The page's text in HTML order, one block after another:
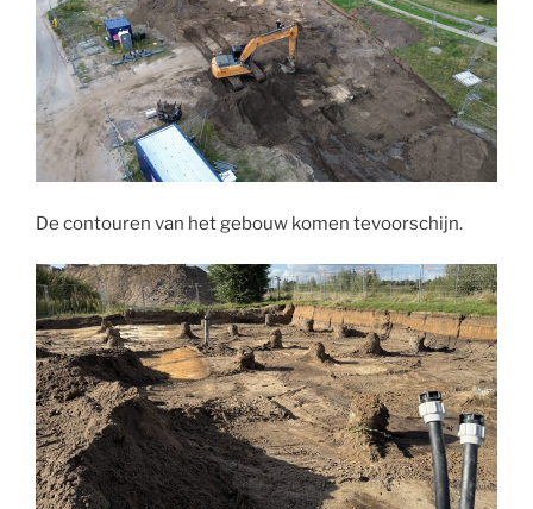
De contouren van het gebouw komen tevoorschijn.